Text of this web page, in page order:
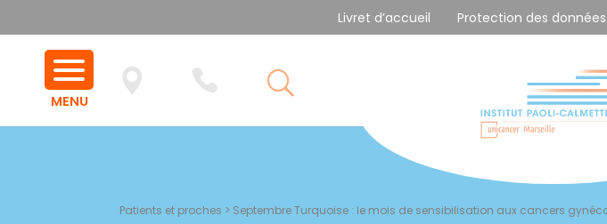
Livret d’accueil Protection des données
Patients et proches > Septembre Turquoise : le mois de sensibilisation aux cancers